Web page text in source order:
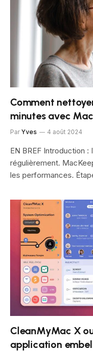
Comment
minutes avec
Par Yves 4 août 2024
EN BREF Introduction
régulièrement.
les performances.
CleanMyMac X
application